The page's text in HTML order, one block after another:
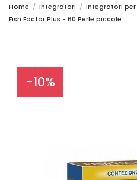
Home Integratori
Integratori
Fish Factor Plus - 60 Perle piccole
-10%